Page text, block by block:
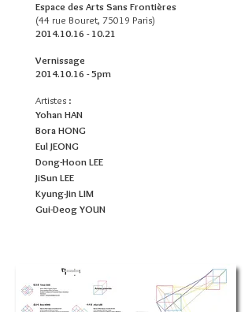
Espace des Arts Sans Frontières
(44 rue Bouret, 75019 Paris)
2014.10.16 - 10.21
Vernissage
2014.10.16 - 5pm
Artistes :
Yohan HAN
Bora HONG
Eul JEONG
Dong-Hoon LEE
JiSun LEE
Kyung-Jin LIM
Gui-Deog YOUN